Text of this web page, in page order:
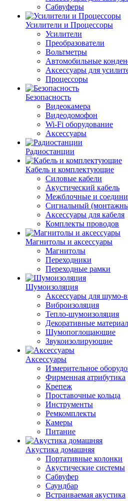
Сабвуферы
Усилители и Процессоры
Усилители
Преобразователи
Вольтметры
Автомобильные
Аксессуары для
Процессоры
Безопасность
Видеокамера
Видеодомофон
Wi-Fi оборудование
Аксессуары
Радиостанции
Кабель и комплектующие
Силовые кабели
Акустический кабель
Межблочные и
Сигнальный
Аксессуары для кабеля
Комплекты проводов
Магнитолы и аксессуары
Магнитолы
Переходники
Переходные рамки
Шумоизоляция
Аксессуары для шумо-
Виброизоляция
Тепло-шумоизоляция
Декоративные
Шумопоглощающие
Звукоизолирующие
Аксессуары
Измерительное
Фирменная атрибутика
Крепеж
Проставочные кольца
Инструменты
Ремкомплекты
Камеры
Питание
Акустика домашняя
Портативные колонки
Акустические системы
Сабвуфер
Саундбар
Встраиваемая акустика